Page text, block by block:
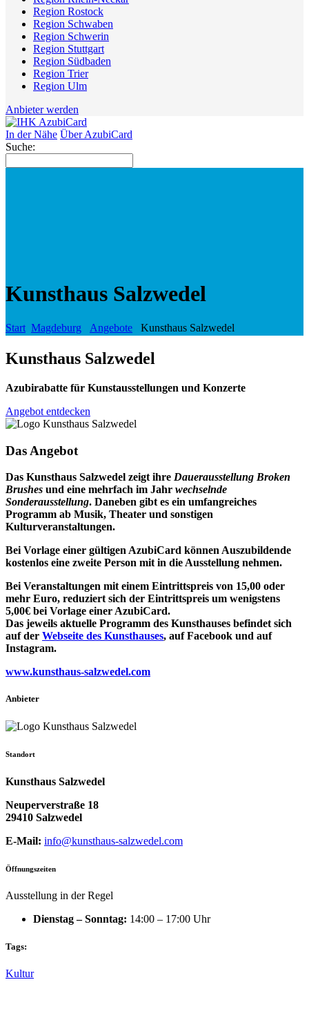
Region Rostock
Region Schwaben
Region Schwerin
Region Stuttgart
Region Südbaden
Region Trier
Region Ulm
Anbieter werden
In der Nähe Über AzubiCard
Suche:
Kunsthaus Salzwedel
Start Magdeburg Angebote Kunsthaus Salzwedel
Kunsthaus Salzwedel
Azubirabatte für Kunstausstellungen und Konzerte
Angebot entdecken
Das Angebot
Das Kunsthaus Salzwedel zeigt ihre Dauerausstellung Broken
Brushes und eine mehrfach im Jahr wechselnde
Sonderausstellung. Daneben gibt es ein umfangreiches
Programm ab Musik, Theater und sonstigen
Kulturveranstaltungen.
Bei Vorlage einer gültigen AzubiCard können Auszubildende
kostenlos eine zweite Person mit in die Ausstellung nehmen.
Bei Veranstaltungen mit einem Eintrittspreis von 15,00 oder
mehr Euro, reduziert sich der Eintrittspreis um wenigstens
5,00€ bei Vorlage einer AzubiCard.
Das jeweils aktuelle Programm des Kunsthauses befindet sich
auf der Webseite des Kunsthauses, auf Facebook und auf
Instagram.
www.kunsthaus-salzwedel.com
Anbieter
Standort
Kunsthaus Salzwedel
Neuperverstraße 18
29410 Salzwedel
E-Mail: info@kunsthaus-salzwedel.com
Öffnungszeiten
Ausstellung in der Regel
Dienstag – Sonntag: 14:00 – 17:00 Uhr
Tags:
Kultur